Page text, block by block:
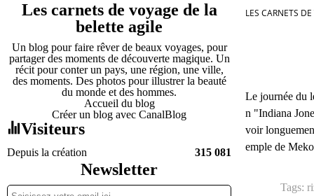
Les carnets de voyage de la
belette agile
Un blog pour faire rêver de beaux voyages, pour
partager des moments de découverte magique. Un
récit pour conter un pays, une région, une ville,
des moments. Des photos pour illustrer la beauté
du monde et des hommes.
Accueil du blog
Créer un blog avec CanalBlog
Visiteurs
Depuis la création 315 081
Newsletter
LES CARNETS
Le journée du
n "Indiana
voir
emple de
Tags: